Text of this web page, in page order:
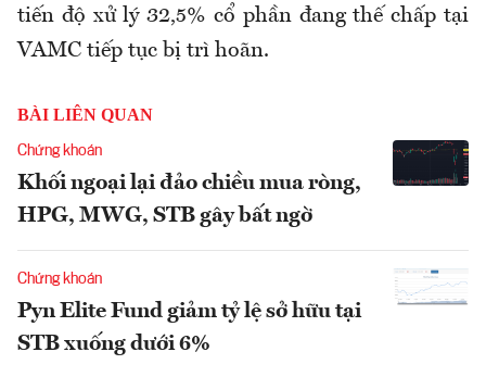
tiến độ xử lý 32,5% cổ phần đang thế chấp tại
VAMC tiếp tục bị trì hoãn.
BÀI LIÊN QUAN
Chứng khoán
Khối ngoại lại đảo chiều mua ròng,
HPG, MWG, STB gây bất ngờ
Chứng khoán
Pyn Elite Fund giảm tỷ lệ sở hữu tại
STB xuống dưới 6%